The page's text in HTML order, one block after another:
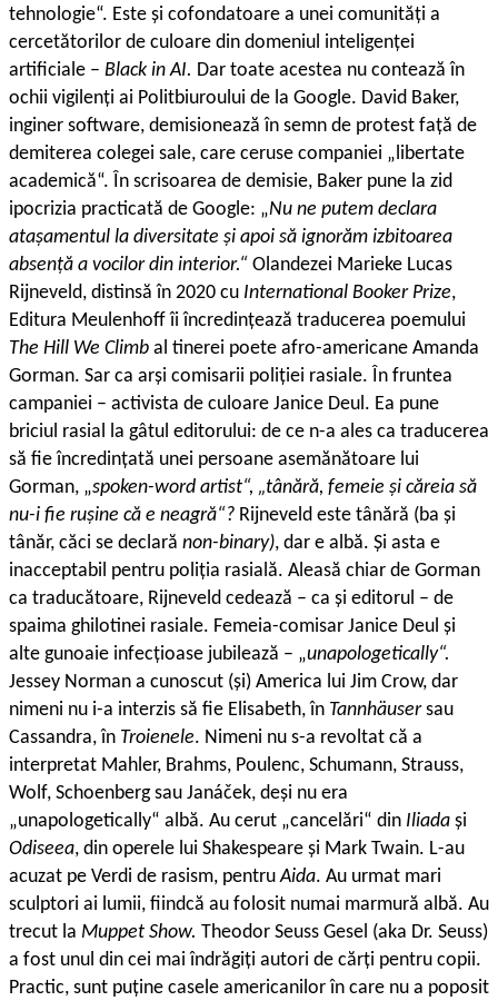
tehnologie“. Este și cofondatoare a unei comunități a
cercetătorilor de culoare din domeniul inteligenței
artificiale – Black in AI. Dar toate acestea nu contează în
ochii vigilenți ai Politbiuroului de la Google. David Baker,
inginer software, demisionează în semn de protest față de
demiterea colegei sale, care ceruse companiei „libertate
academică“. În scrisoarea de demisie, Baker pune la zid
ipocrizia practicată de Google: „Nu ne putem declara
atașamentul la diversitate și apoi să ignorăm izbitoarea
absență a vocilor din interior.“ Olandezei Marieke Lucas
Rijneveld, distinsă în 2020 cu International Booker Prize,
Editura Meulenhoff îi încredințează traducerea poemului
The Hill We Climb al tinerei poete afro-americane Amanda
Gorman. Sar ca arși comisarii poliției rasiale. În fruntea
campaniei – activista de culoare Janice Deul. Ea pune
briciul rasial la gâtul editorului: de ce n-a ales ca traducerea
să fie încredințată unei persoane asemănătoare lui
Gorman, „spoken-word artist“, „tânără, femeie și căreia să
nu-i fie rușine că e neagră“? Rijneveld este tânără (ba și
tânăr, căci se declară non-binary), dar e albă. Și asta e
inacceptabil pentru poliția rasială. Aleasă chiar de Gorman
ca traducătoare, Rijneveld cedează – ca și editorul – de
spaima ghilotinei rasiale. Femeia-comisar Janice Deul și
alte gunoaie infecțioase jubilează – „unapologetically“.
Jessey Norman a cunoscut (și) America lui Jim Crow, dar
nimeni nu i-a interzis să fie Elisabeth, în Tannhäusersau
Cassandra, în Troienele. Nimeni nu s-a revoltat că a
interpretat Mahler, Brahms, Poulenc, Schumann, Strauss,
Wolf, Schoenberg sau Janáček, deși nu era
„unapologetically“ albă. Au cerut „cancelări“ din Iliada și
Odiseea, din operele lui Shakespeare și Mark Twain. L-au
acuzat pe Verdi de rasism, pentruAida. Au urmat mari
sculptori ai lumii, fiindcă au folosit numai marmură albă. Au
trecut la Muppet Show. Theodor Seuss Gesel (aka Dr. Seuss)
a fost unul din cei mai îndrăgiți autori de cărți pentru copii.
Practic, sunt puține casele americanilor în care nu a poposit